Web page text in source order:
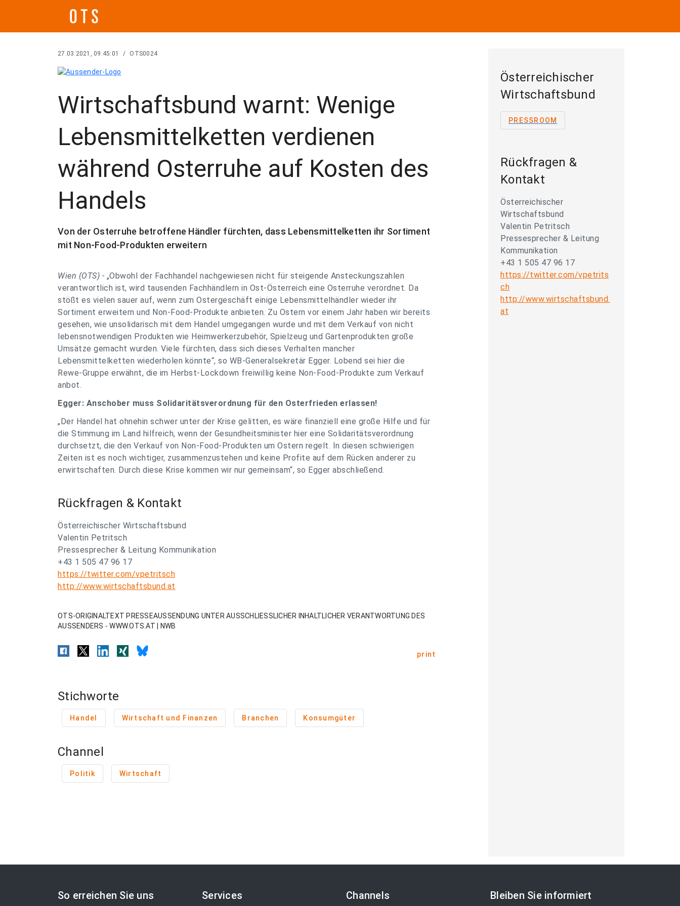
27.03.2021, 09:45:01 / OTS0024
Wirtschaftsbund warnt: Wenige
Lebensmittelketten verdienen
während Osterruhe auf Kosten des
Handels
Von der Osterruhe betroffene Händler fürchten, dass Lebensmittelketten ihr Sortiment
mit Non-Food-Produkten erweitern
Wien (OTS) - „Obwohl der Fachhandel nachgewiesen nicht für steigende Ansteckungszahlen
verantwortlich ist, wird tausenden Fachhändlern in Ost-Österreich eine Osterruhe verordnet. Da
stößt es vielen sauer auf, wenn zum Ostergeschäft einige Lebensmittelhändler wieder ihr
Sortiment erweitern und Non-Food-Produkte anbieten. Zu Ostern vor einem Jahr haben wir bereits
gesehen, wie unsolidarisch mit dem Handel umgegangen wurde und mit dem Verkauf von nicht
lebensnotwendigen Produkten wie Heimwerkerzubehör, Spielzeug und Gartenprodukten große
Umsätze gemacht wurden. Viele fürchten, dass sich dieses Verhalten mancher
Lebensmittelketten wiederholen könnte“, so WB-Generalsekretär Egger. Lobend sei hier die
Rewe-Gruppe erwähnt, die im Herbst-Lockdown freiwillig keine Non-Food-Produkte zum Verkauf
anbot.
Egger: Anschober muss Solidaritätsverordnung für den Osterfrieden erlassen!
„Der Handel hat ohnehin schwer unter der Krise gelitten, es wäre finanziell eine große Hilfe und für
die Stimmung im Land hilfreich, wenn der Gesundheitsminister hier eine Solidaritätsverordnung
durchsetzt, die den Verkauf von Non-Food-Produkten um Ostern regelt. In diesen schwierigen
Zeiten ist es noch wichtiger, zusammenzustehen und keine Profite auf dem Rücken anderer zu
erwirtschaften. Durch diese Krise kommen wir nur gemeinsam“, so Egger abschließend.
Rückfragen & Kontakt
Österreichischer Wirtschaftsbund
Valentin Petritsch
Pressesprecher & Leitung Kommunikation
+43 1 505 47 96 17
https://twitter.com/vpetritsch
http://www.wirtschaftsbund.at
OTS-ORIGINALTEXT PRESSEAUSSENDUNG UNTER AUSSCHLIESSLICHER INHALTLICHER VERANTWORTUNG DES
AUSSENDERS - WWW.OTS.AT | NWB
print
Stichworte
Handel Wirtschaft und Finanzen Branchen Konsumgüter
Channel
Politik Wirtschaft
Österreichischer
Wirtschaftsbund
PRESSROOM
Rückfragen &
Kontakt
Österreichischer
Wirtschaftsbund
Valentin Petritsch
Pressesprecher & Leitung
Kommunikation
+43 1 505 47 96 17
https://twitter.com/vpetrits
ch
http://www.wirtschaftsbund.
at
So erreichen Sie uns Services Channels Bleiben Sie informiert